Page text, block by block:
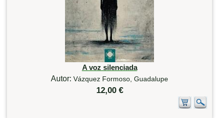
A voz silenciada
Autor: Vázquez Formoso, Guadalupe
12,00 €